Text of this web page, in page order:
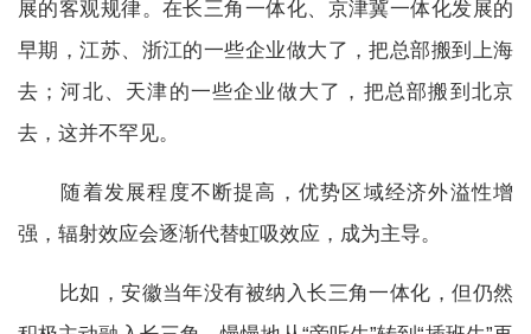
展的客观规律。在长三角一体化、京津冀一体化发展的
早期，江苏、浙江的一些企业做大了，把总部搬到上海
去；河北、天津的一些企业做大了，把总部搬到北京
去，这并不罕见。
随着发展程度不断提高，优势区域经济外溢性增
强，辐射效应会逐渐代替虹吸效应，成为主导。
比如，安徽当年没有被纳入长三角一体化，但仍然